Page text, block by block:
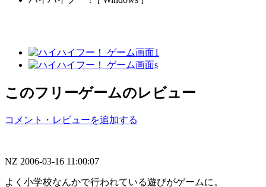
このフリーゲームのレビュー
コメント・レビューを追加する
NZ 2006-03-16 11:00:07
よく小学校なんかで行われている遊びがゲームに。